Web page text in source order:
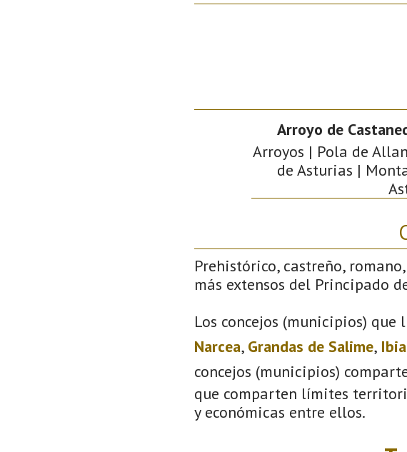
Arroyo de
Arroyos | Pola de
de Asturias |
Prehistórico, castreño,
más extensos del Principado
Los concejos (municipios)
Narcea, Grandas de Salime,
concejos (municipios)
que comparten límites
y económicas entre ellos.